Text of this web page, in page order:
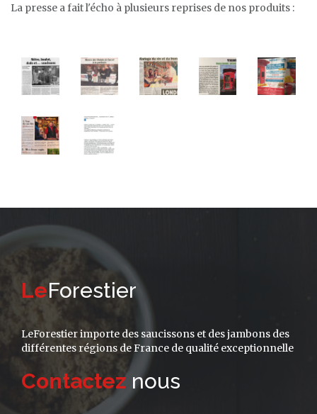
La presse a fait l'écho à plusieurs reprises de nos produits :
LeForestier
LeForestier importe des saucissons et des jambons des
différentes régions de France de qualité exceptionnelle
Contacteznous